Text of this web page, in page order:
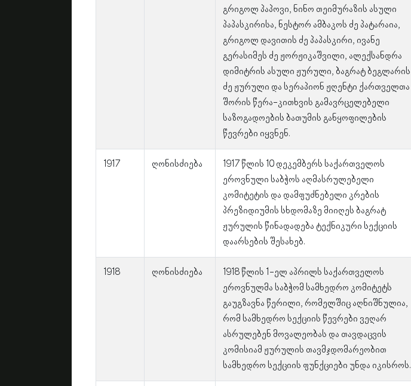
გრიგოლ პაპოვი, ნინო თეიმურაზის ასული
პაპასკირისა, ნესტორ ამბაკოს ძე პატარაია,
გრიგოლ დავითის ძე პაპასკირი, ივანე
გერასიმეს ძე ჟორჟიკაშვილი, ალექსანდრა
დიმიტრის ასული ჟურული, ბაგრატ ბეგლარის
ძე ჟურული და სერაპიონ ჟღენტი ქართველთა
შორის წერა-კითხვის გამავრცელებელი
საზოგადოების ბათუმის განყოფილების
წევრები იყვნენ.
1917 ღონისძიება
1917 წლის 10 დეკემბერს საქართველოს
ეროვნული საბჭოს აღმასრულებელი
კომიტეტის და დამფუძნებელი კრების
პრეზიდიუმის სხდომაზე მიიღეს ბაგრატ
ჟურულის წინადადება ტექნიკური სექციის
დაარსების შესახებ.
1918 ღონისძიება
1918 წლის 1-ელ აპრილს საქართველოს
ეროვნულმა საბჭომ სამხედრო კომიტეტს
გაუგზავნა წერილი, რომელშიც აღნიშნულია,
რომ სამხედრო სექციის წევრები ვეღარ
ასრულებენ მოვალეობას და თავდაცვის
კომისიამ ჟურულის თავმჯდომარეობით
სამხედრო სექციის ფუნქციები უნდა იკისროს.